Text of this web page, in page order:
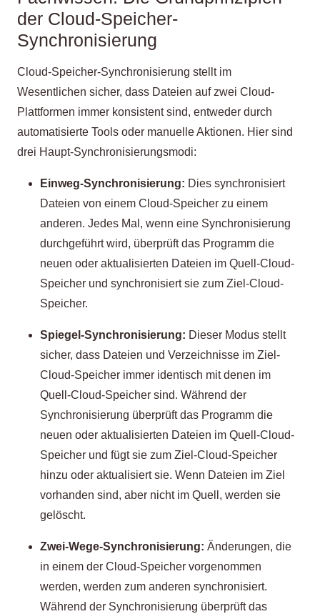
der Cloud-Speicher-
Synchronisierung
Cloud-Speicher-Synchronisierung stellt im
Wesentlichen sicher, dass Dateien auf zwei Cloud-
Plattformen immer konsistent sind, entweder durch
automatisierte Tools oder manuelle Aktionen. Hier sind
drei Haupt-Synchronisierungsmodi:
Einweg-Synchronisierung: Dies synchronisiert
Dateien von einem Cloud-Speicher zu einem
anderen. Jedes Mal, wenn eine Synchronisierung
durchgeführt wird, überprüft das Programm die
neuen oder aktualisierten Dateien im Quell-Cloud-
Speicher und synchronisiert sie zum Ziel-Cloud-
Speicher.
Spiegel-Synchronisierung: Dieser Modus stellt
sicher, dass Dateien und Verzeichnisse im Ziel-
Cloud-Speicher immer identisch mit denen im
Quell-Cloud-Speicher sind. Während der
Synchronisierung überprüft das Programm die
neuen oder aktualisierten Dateien im Quell-Cloud-
Speicher und fügt sie zum Ziel-Cloud-Speicher
hinzu oder aktualisiert sie. Wenn Dateien im Ziel
vorhanden sind, aber nicht im Quell, werden sie
gelöscht.
Zwei-Wege-Synchronisierung: Änderungen, die
in einem der Cloud-Speicher vorgenommen
werden, werden zum anderen synchronisiert.
Während der Synchronisierung überprüft das